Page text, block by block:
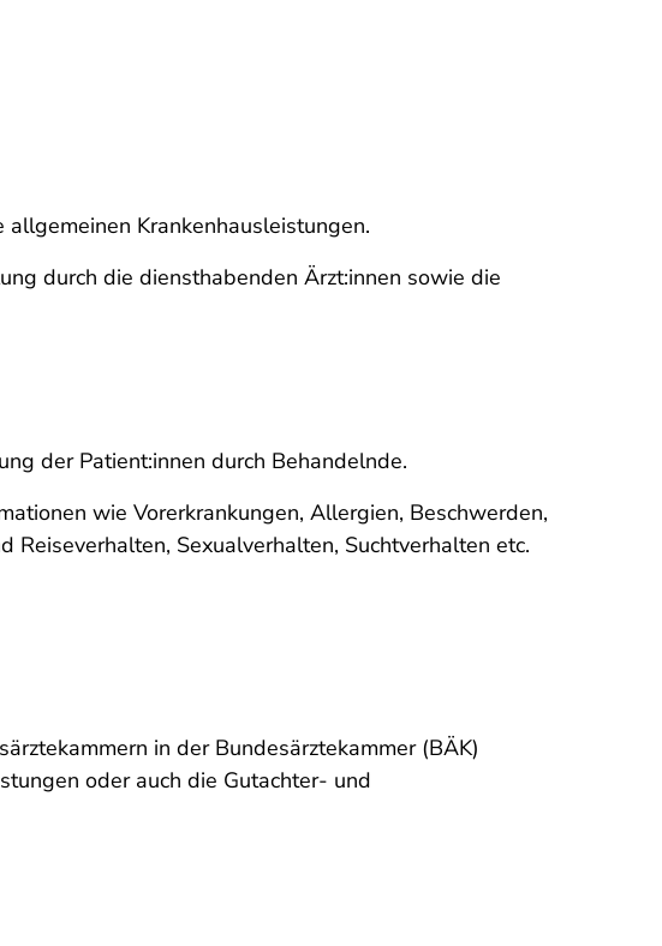
Krankenhausleistungen.
durch die diensthabenden Ärzt:innen sowie die
der Patient:innen durch Behandelnde.
wie Vorerkrankungen, Allergien, Beschwerden,
Sexualverhalten, Suchtverhalten etc.
in der Bundesärztekammer (BÄK)
oder auch die Gutachter- und